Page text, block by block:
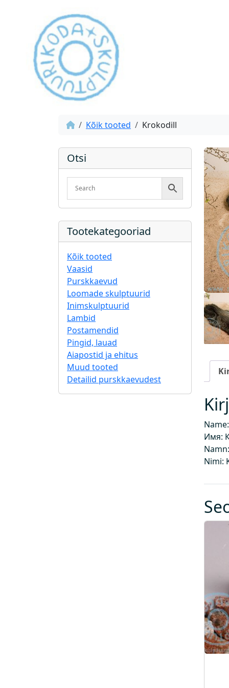
Kõik tooted Krokodill
Otsi
Tootekategooriad
Kõik tooted
Vaasid
Purskkaevud
Loomade skulptuurid
Inimskulptuurid
Lambid
Postamendid
Pingid, lauad
Aiapostid ja ehitus
Muud tooted
Detailid purskkaevudest
Имя:
Nimi: